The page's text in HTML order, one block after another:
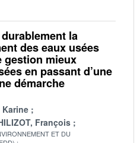
la
des eaux usées
gestion mieux
en passant d’une
démarche
Karine
François
ET DU